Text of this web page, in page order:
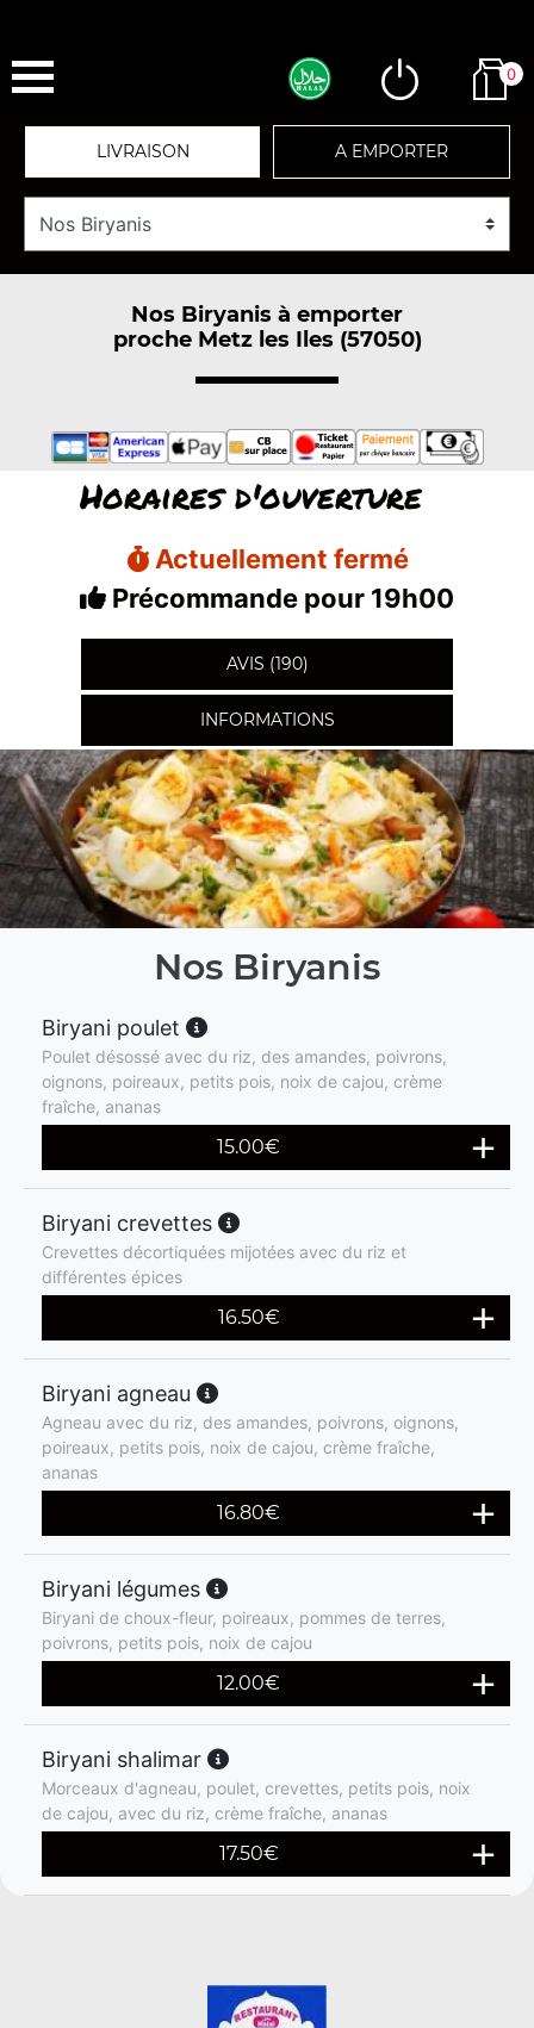
0
LIVRAISON A EMPORTER
Nos Biryanis à emporter
proche Metz les Iles (57050)
Horaires d'ouverture
Actuellement fermé
Précommande pour 19h00
AVIS (190)
INFORMATIONS
Nos Biryanis
Biryani poulet
Poulet désossé avec du riz, des amandes, poivrons,
oignons, poireaux, petits pois, noix de cajou, crème
fraîche, ananas
15.00€
Biryani crevettes
Crevettes décortiquées mijotées avec du riz et
différentes épices
16.50€
Biryani agneau
Agneau avec du riz, des amandes, poivrons, oignons,
poireaux, petits pois, noix de cajou, crème fraîche,
ananas
16.80€
Biryani légumes
Biryani de choux-fleur, poireaux, pommes de terres,
poivrons, petits pois, noix de cajou
12.00€
Biryani shalimar
Morceaux d'agneau, poulet, crevettes, petits pois, noix
de cajou, avec du riz, crème fraîche, ananas
17.50€